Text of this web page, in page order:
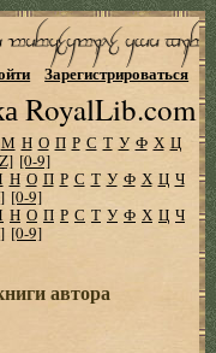
RoyalLib.com
Зарегистрироваться
М Н О П Р С Т У Ф Х Ц
[0-9]
Н О П Р С Т У Ф Х Ц Ч
[0-9]
Н О П Р С Т У Ф Х Ц Ч
[0-9]
автора